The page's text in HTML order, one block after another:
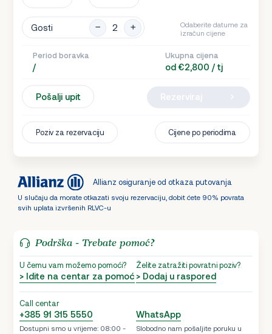
Gosti
Odaberite datume za
izračun cijene
Period boravka
/
Ukupna cijena
od €2,800 / tj
Pošalji upit
Poziv za rezervaciju Cijene po periodima
Allianz osiguranje od otkaza putovanja
U slučaju da morate otkazati svoju rezervaciju, dobit ćete 90% povrata
svih uplata izvršenih RLVC-u
Podrška - Trebate pomoć?
U čemu vam možemo pomoći?
> Idite na centar za pomoć
Želite zatražiti povratni poziv?
> Dodaj u raspored
Call centar
+385 91 315 5550
Dostupni smo u vrijeme: 08:00 -
WhatsApp
Slobodno nam pošaljite poruku u